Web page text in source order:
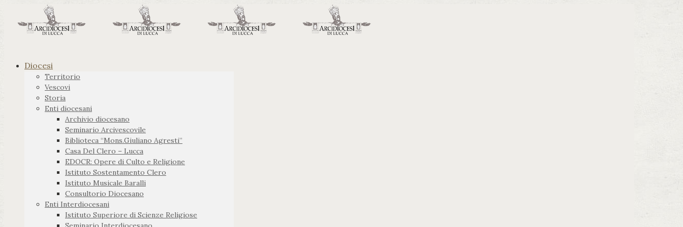
Diocesi
Territorio
Vescovi
Storia
Enti diocesani
Archivio diocesano
Seminario Arcivescovile
Biblioteca “Mons.Giuliano Agresti”
Casa Del Clero – Lucca
EDOCR: Opere di Culto e Religione
Istituto Sostentamento Clero
Istituto Musicale Baralli
Consultorio Diocesano
Enti Interdiocesani
Istituto Superiore di Scienze Religiose